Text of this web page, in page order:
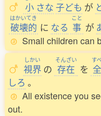
小 さな子ども が
はかいてき
破壊的 に なる
こと
事 が
Small children can
しかい
視界 の
そんざい
存在 を
すべ
全
しろ 。
All existence you
out.